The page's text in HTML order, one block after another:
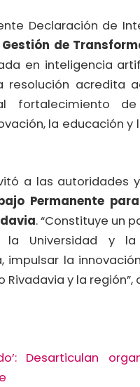
Declaración de
de
en inteligencia
resolución acredita
la educación
a las
Permanente
. “Constituye un
la Universidad y
impulsar la
y la región”,
Desarticulan